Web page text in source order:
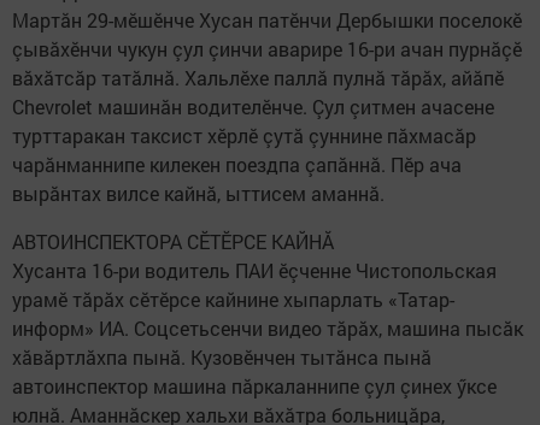
Мартăн 29-мӗшӗнче Хусан патӗнчи Дербышки поселокӗ
çывăхӗнчи чукун çул çинчи аварире 16-ри ачан пурнăçӗ
вăхăтсăр татăлнă. Хальлӗхе паллă пулнă тăрăх, айăпӗ
Chevrolet машинăн водителӗнче. Çул çитмен ачасене
турттаракан таксист хӗрлӗ çутă çуннине пăхмасăр
чарăнманнипе килекен поездпа çапăннă. Пӗр ача
вырăнтах вилсе кайнă, ыттисем аманнă.
АВТОИНСПЕКТОРА СӖТӖРСЕ КАЙНĂ
Хусанта 16-ри водитель ПАИ ӗçченне Чистопольская
урамӗ тăрăх сӗтӗрсе кайнине хыпарлать «Татар-
информ» ИА. Соцсетьсенчи видео тăрăх, машина пысăк
хăвăртлăхпа пынă. Кузовӗнчен тытăнса пынă
автоинспектор машина пăркаланнипе çул çинех ӳксе
юлнă. Аманнăскер хальхи вăхăтра больницăра,